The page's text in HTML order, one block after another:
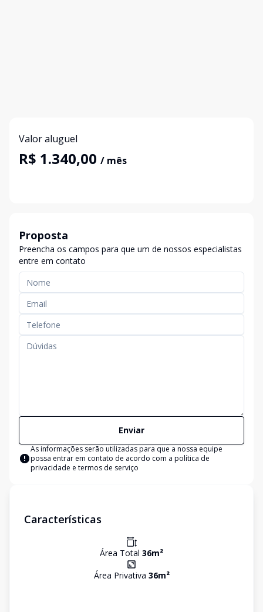
Valor aluguel
R$ 1.340,00 / mês
Proposta
Preencha os campos para que um de nossos especialistas
entre em contato
Enviar
As informações serão utilizadas para que a nossa equipe
possa entrar em contato de acordo com a política de
privacidade e termos de serviço
Características
Área Total 36m²
Área Privativa 36m²